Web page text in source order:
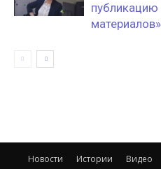
материалов»
Новости Истории Видео